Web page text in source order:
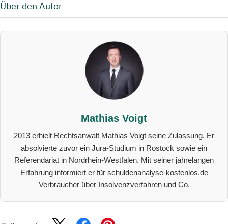
Über den Autor
Mathias Voigt
2013 erhielt Rechtsanwalt Mathias Voigt seine Zulassung. Er
absolvierte zuvor ein Jura-Studium in Rostock sowie ein
Referendariat in Nordrhein-Westfalen. Mit seiner jahrelangen
Erfahrung informiert er für schuldenanalyse-kostenlos.de
Verbraucher über Insolvenzverfahren und Co.